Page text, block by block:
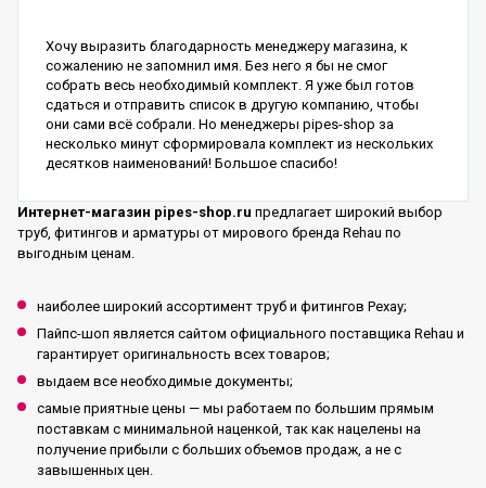
Хочу выразить благодарность менеджеру магазина, к
сожалению не запомнил имя. Без него я бы не смог
собрать весь необходимый комплект. Я уже был готов
сдаться и отправить список в другую компанию, чтобы
они сами всё собрали. Но менеджеры pipes-shop за
несколько минут сформировала комплект из нескольких
десятков наименований! Большое спасибо!
Интернет-магазин pipes-shop.ru предлагает широкий выбор
труб, фитингов и арматуры от мирового бренда Rehau по
выгодным ценам.
наиболее широкий ассортимент труб и фитингов Рехау;
Пайпс-шоп является сайтом официального поставщика Rehau и
гарантирует оригинальность всех товаров;
выдаем все необходимые документы;
самые приятные цены — мы работаем по большим прямым
поставкам с минимальной наценкой, так как нацелены на
получение прибыли с больших объемов продаж, а не с
завышенных цен.